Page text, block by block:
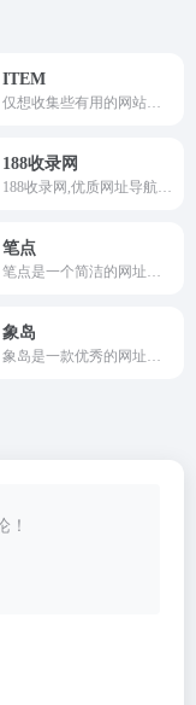
ITEM
188收录网
笔点
象岛
！